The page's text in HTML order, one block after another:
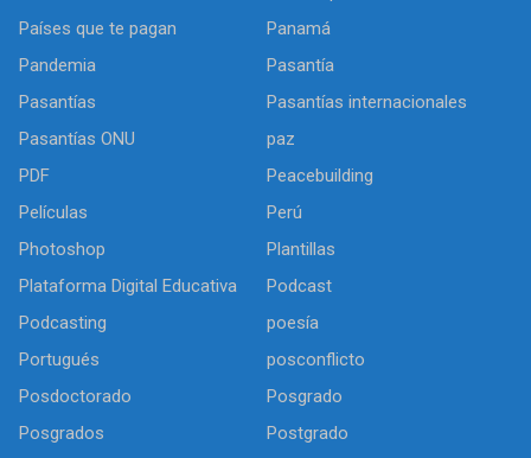
Países que te pagan
Panamá
Pandemia
Pasantía
Pasantías
Pasantías internacionales
Pasantías ONU
paz
PDF
Peacebuilding
Películas
Perú
Photoshop
Plantillas
Plataforma Digital Educativa
Podcast
Podcasting
poesía
Portugués
posconflicto
Posdoctorado
Posgrado
Posgrados
Postgrado